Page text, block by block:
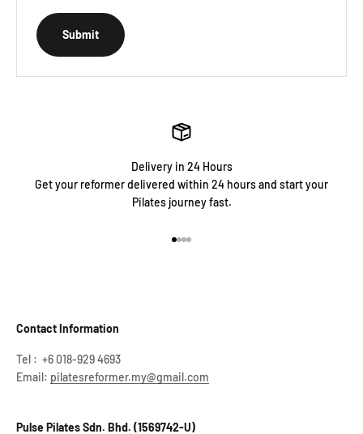
Submit
Delivery in 24 Hours
Get your reformer delivered within 24 hours and start your
Pilates journey fast.
Contact Information
Tel : +6 018-929 4693
Email: pilatesreformer.my@gmail.com
Pulse Pilates Sdn. Bhd. (1569742-U)